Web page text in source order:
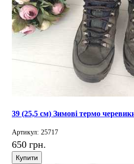
39 (25,5 см) Зимові термо
Артикул: 25717
650 грн.
Купити